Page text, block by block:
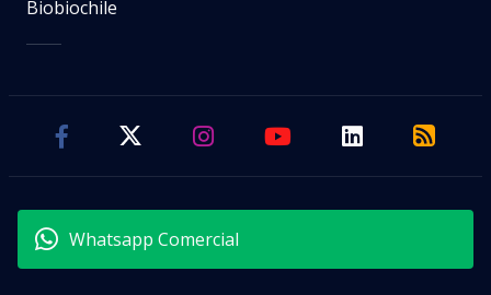
Biobiochile
Whatsapp Comercial